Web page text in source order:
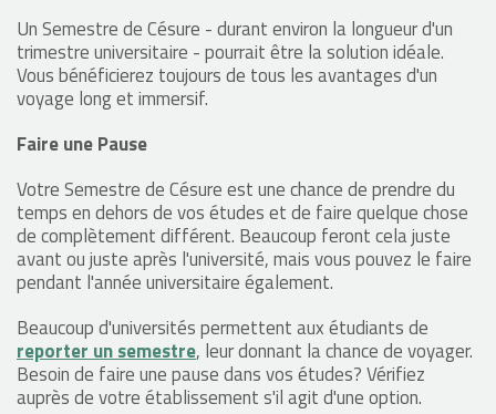
Un Semestre de Césure - durant environ la longueur d'un
trimestre universitaire - pourrait être la solution idéale.
Vous bénéficierez toujours de tous les avantages d'un
voyage long et immersif.
Faire une Pause
Votre Semestre de Césure est une chance de prendre du
temps en dehors de vos études et de faire quelque chose
de complètement différent. Beaucoup feront cela juste
avant ou juste après l'université, mais vous pouvez le faire
pendant l'année universitaire également.
Beaucoup d'universités permettent aux étudiants de
reporter un semestre, leur donnant la chance de voyager.
Besoin de faire une pause dans vos études? Vérifiez
auprès de votre établissement s'il agit d'une option.